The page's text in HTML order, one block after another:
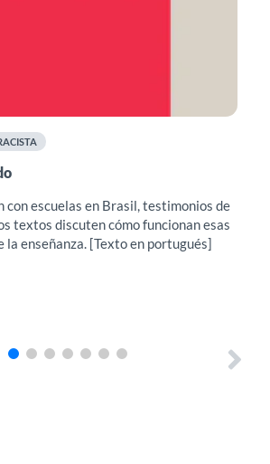
con escuelas en Brasil, testimonios de
textos discuten cómo funcionan esas
la enseñanza. [Texto en portugués]